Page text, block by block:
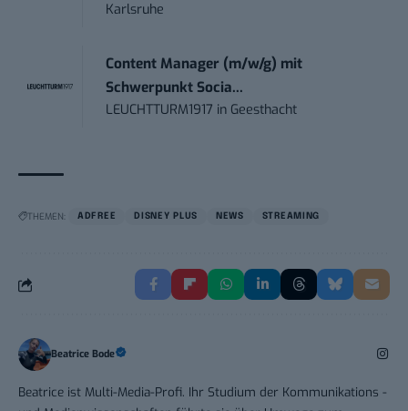
Karlsruhe
Content Manager (m/w/g) mit
Schwerpunkt Socia...
LEUCHTTURM1917 in Geesthacht
THEMEN: ADFREE DISNEY PLUS NEWS STREAMING
Beatrice Bode
Beatrice ist Multi-Media-Profi. Ihr Studium der Kommunikations -